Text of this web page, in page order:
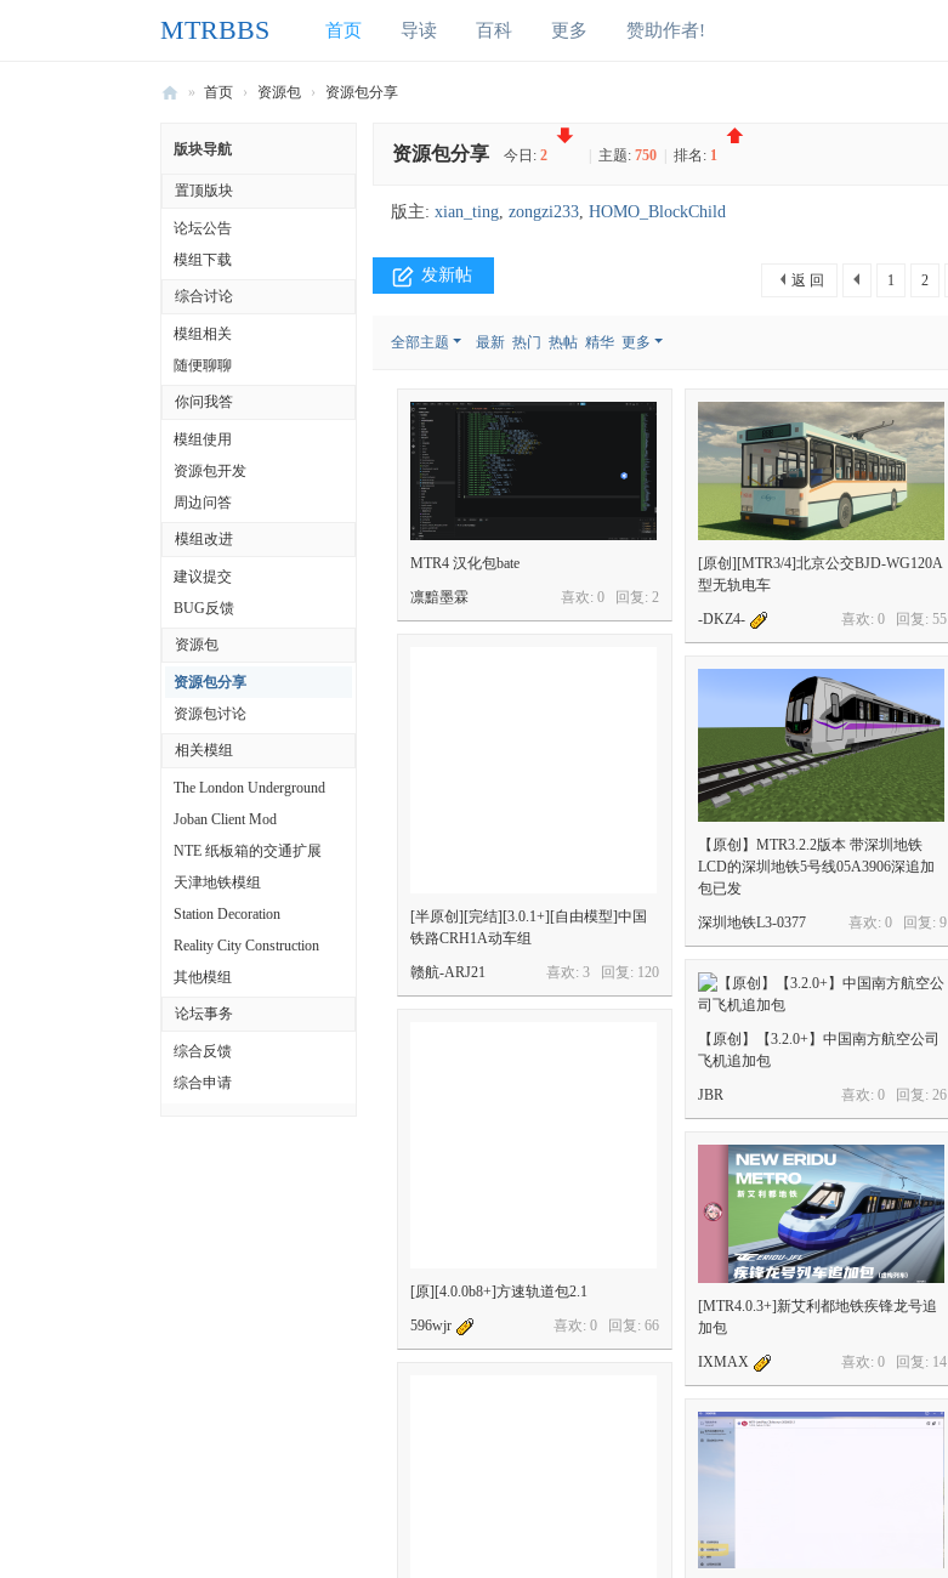
MTRBBS 首页 导读 百科 更多 赞助作者!
R
B
我
铁
路
文
论
坛
» 首页 › 资源包 › 资源包分享
版块导航
置顶版块
论坛公告
模组下载
综合讨论
模组相关
随便聊聊
你问我答
模组使用
资源包开发
周边问答
模组改进
建议提交
BUG反馈
资源包
资源包分享
资源包讨论
相关模组
The London Underground
Joban Client Mod
NTE 纸板箱的交通扩展
天津地铁模组
Station Decoration
Reality City Construction
其他模组
论坛事务
综合反馈
综合申请
资源包分享 今日: 2 主题: 750 排名: 1
版主: xian_ting, zongzi233, HOMO_BlockChild
1 2
返 回
发新帖
全部主题 最新 热门 热帖 精华 更多
MTR4 汉化包bate
喜欢: 0 回复: 2
凛黯墨霖
[原创][MTR3/4]北京公交BJD-WG120A
型无轨电车
喜欢: 0 回复: 55
-DKZ4-
[半原创][完结][3.0.1+][自由模型]中国
铁路CRH1A动车组
喜欢: 3 回复: 120
赣航-ARJ21
【原创】MTR3.2.2版本 带深圳地铁
LCD的深圳地铁5号线05A3906深追加
包已发
喜欢: 0 回复: 9
深圳地铁L3-0377
【原创】【3.2.0+】中国南方航空公司
飞机追加包
喜欢: 0 回复: 26
JBR
[原][4.0.0b8+]方速轨道包2.1
喜欢: 0 回复: 66
596wjr
[MTR4.0.3+]新艾利都地铁疾锋龙号追
加包
喜欢: 0 回复: 14
IXMAX